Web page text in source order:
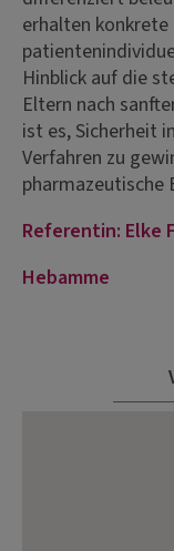
erhalten
Hinblick auf die
Eltern nach
ist es, Sicherheit
Verfahren zu
pharmazeutische
Referentin: Elke
Hebamme